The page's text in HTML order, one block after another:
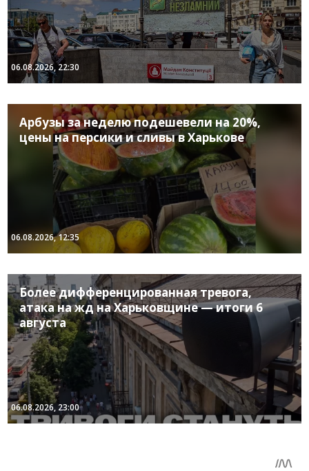
06.08.2026, 22:30
Арбузы за неделю подешевели на 20%,
цены на персики и сливы в Харькове
06.08.2026, 12:35
Более дифференцированная тревога,
атака на жд на Харьковщине — итоги 6
августа
06.08.2026, 23:00